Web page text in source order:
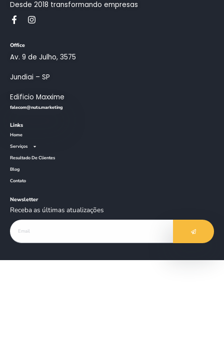
Nuts Marketing Digital
CNPJ: 32.105.435/0001-97
Office
Jundiai – SP
Edificio Maxxime
falecom@nuts.marketing
Home
Serviços
Resultado De Clientes
Blog
Contato
Newsletter